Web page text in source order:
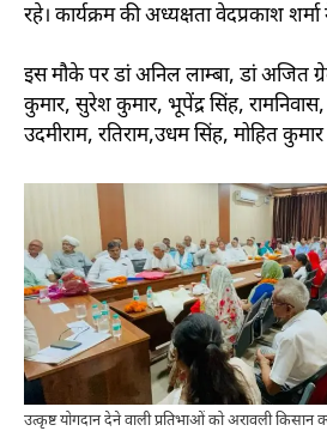
रहे। कार्यक्रम की अध्यक्षता वेदप्रकाश शर्मा
इस मौके पर डां अनिल लाम्बा, डां अजित
कुमार, सुरेश कुमार, भूपेंद्र सिंह, रामनिवास,
उदमीराम, रतिराम,उधम सिंह, मोहित
उत्कृष्ट योगदान देने वाली प्रतिभाओं को अरावली किसान